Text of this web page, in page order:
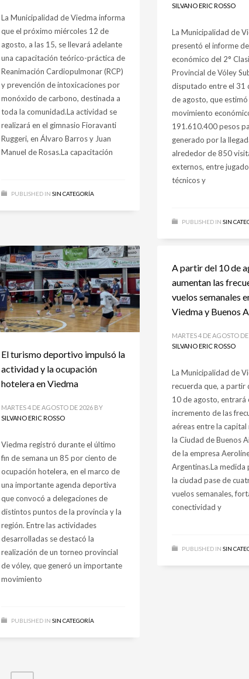
La Municipalidad de Viedma informa
que el próximo miércoles 12 de
agosto, a las 15, se llevará adelante
una capacitación teórico-práctica de
Reanimación Cardiopulmonar (RCP)
y prevención de intoxicaciones por
monóxido de carbono, destinada a
toda la comunidad.La actividad se
realizará en el gimnasio Fioravanti
Ruggeri, en Álvaro Barros y Juan
Manuel de Rosas.La capacitación
PUBLISHED IN SIN CATEGORÍA
SILVANO ERIC ROSSO
La Municipalidad de
presentó el informe
económico del 2°
Provincial de Vóley
disputado entre el 31
de agosto, que estimó
movimiento
191.610.400 pesos
generado por la
alrededor de 850
externos, entre
técnicos y
PUBLISHED IN SIN
El turismo deportivo impulsó la
actividad y la ocupación
hotelera en Viedma
MARTES 4 DE AGOSTO DE 2026 BY
SILVANO ERIC ROSSO
Viedma registró durante el último
fin de semana un 85 por ciento de
ocupación hotelera, en el marco de
una importante agenda deportiva
que convocó a delegaciones de
distintos puntos de la provincia y la
región. Entre las actividades
desarrolladas se destacó la
realización de un torneo provincial
de vóley, que generó un importante
movimiento
PUBLISHED IN SIN CATEGORÍA
A partir del 10 de
aumentan las
vuelos semanales
Viedma y Buenos
MARTES 4 DE AGOSTO
SILVANO ERIC ROSSO
La Municipalidad de
recuerda que, a partir
10 de agosto, entrará
incremento de las
aéreas entre la
la Ciudad de Buenos
de la empresa
Argentinas.La medida
la ciudad pase de
vuelos semanales,
conectividad y
PUBLISHED IN SIN